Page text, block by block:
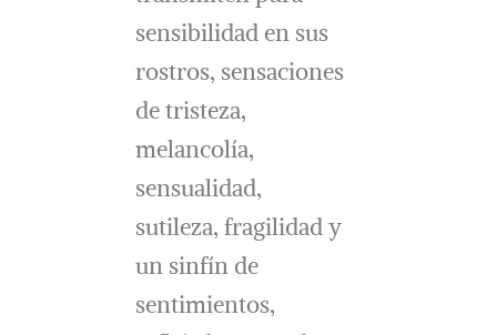
sensibilidad en sus
rostros, sensaciones
de tristeza,
melancolía,
sensualidad,
sutileza, fragilidad y
un sinfín de
sentimientos,